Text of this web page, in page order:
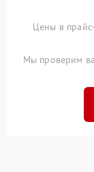
Цены в
Мы проверим